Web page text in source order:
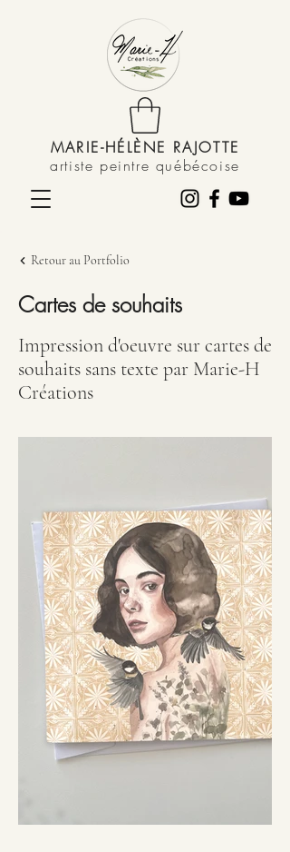
MARIE-HÉLÈNE RAJOTTE
artiste peintre québécoise
Retour au Portfolio
Cartes de souhaits
Impression d'oeuvre sur cartes de
souhaits sans texte par Marie-H
Créations